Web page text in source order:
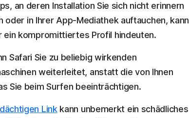
an deren Installation Sie sich nicht erinnern
in Ihrer App-Mediathek auftauchen, kann
ein kompromittiertes Profil hindeuten.
Safari Sie zu beliebig wirkenden
weiterleitet, anstatt die von Ihnen
Sie beim Surfen beeinträchtigen.
Linkkann unbemerkt ein schädliches